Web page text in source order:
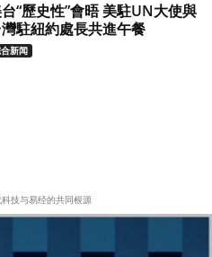
“歷史性”會晤 美駐UN大使與
駐紐約處長共進午餐
新闻
技与易经的共同根源